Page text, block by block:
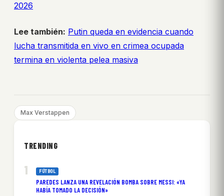
2026
Lee también: Putin queda en evidencia cuando
lucha transmitida en vivo en crimea ocupada
termina en violenta pelea masiva
Max Verstappen
TRENDING
FÚTBOL
PAREDES LANZA UNA REVELACIÓN BOMBA SOBRE MESSI: «YA
HABÍA TOMADO LA DECISIÓN»